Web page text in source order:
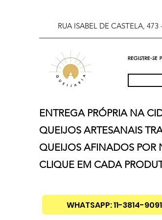
RUA ISABEL DE CASTELA,
REGISTRE-SE
ENTREGA PRÓPRIA NA
QUEIJOS ARTESANAIS
QUEIJOS AFINADOS POR
CLIQUE EM CADA
WHATSAPP: 11-3814-9091